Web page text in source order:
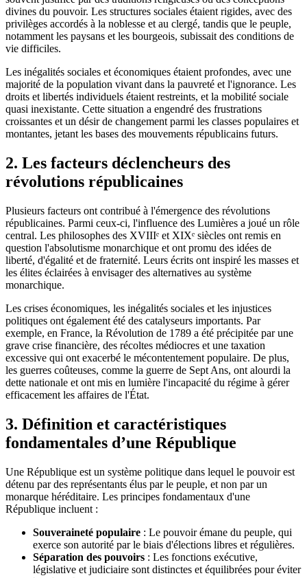
divines du pouvoir. Les structures sociales étaient rigides, avec des
privilèges accordés à la noblesse et au clergé, tandis que le peuple,
notamment les paysans et les bourgeois, subissait des conditions de
vie difficiles.
Les inégalités sociales et économiques étaient profondes, avec une
majorité de la population vivant dans la pauvreté et l'ignorance. Les
droits et libertés individuels étaient restreints, et la mobilité sociale
quasi inexistante. Cette situation a engendré des frustrations
croissantes et un désir de changement parmi les classes populaires et
montantes, jetant les bases des mouvements républicains futurs.
2. Les facteurs déclencheurs des
révolutions républicaines
Plusieurs facteurs ont contribué à l'émergence des révolutions
républicaines. Parmi ceux-ci, l'influence des Lumières a joué un rôle
central. Les philosophes des XVIIIᵉ et XIXᵉ siècles ont remis en
question l'absolutisme monarchique et ont promu des idées de
liberté, d'égalité et de fraternité. Leurs écrits ont inspiré les masses et
les élites éclairées à envisager des alternatives au système
monarchique.
Les crises économiques, les inégalités sociales et les injustices
politiques ont également été des catalyseurs importants. Par
exemple, en France, la Révolution de 1789 a été précipitée par une
grave crise financière, des récoltes médiocres et une taxation
excessive qui ont exacerbé le mécontentement populaire. De plus,
les guerres coûteuses, comme la guerre de Sept Ans, ont alourdi la
dette nationale et ont mis en lumière l'incapacité du régime à gérer
efficacement les affaires de l'État.
3. Définition et caractéristiques
fondamentales d’une République
Une République est un système politique dans lequel le pouvoir est
détenu par des représentants élus par le peuple, et non par un
monarque héréditaire. Les principes fondamentaux d'une
République incluent :
Souveraineté populaire : Le pouvoir émane du peuple, qui
exerce son autorité par le biais d'élections libres et régulières.
Séparation des pouvoirs : Les fonctions exécutive,
législative et judiciaire sont distinctes et équilibrées pour éviter